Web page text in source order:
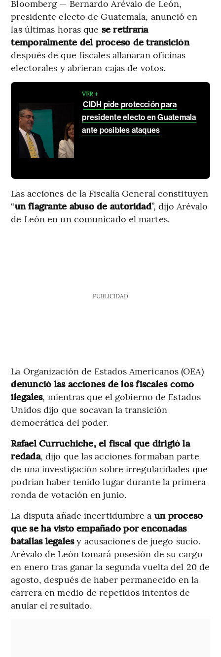
Bloomberg — Bernardo Arévalo de León,
presidente electo de Guatemala, anunció en
las últimas horas que se retiraría
temporalmente del proceso de transición
después de que fiscales allanaran oficinas
electorales y abrieran cajas de votos.
VER +
CIDH pide protección para
presidente electo en Guatemala
ante posibles ataques
Las acciones de la Fiscalía General constituyen
“un flagrante abuso de autoridad”, dijo Arévalo
de León en un comunicado el martes.
PUBLICIDAD
La Organización de Estados Americanos (OEA)
denunció las acciones de los fiscales como
ilegales, mientras que el gobierno de Estados
Unidos dijo que socavan la transición
democrática del poder.
Rafael Curruchiche, el fiscal que dirigió la
redada, dijo que las acciones formaban parte
de una investigación sobre irregularidades que
podrían haber tenido lugar durante la primera
ronda de votación en junio.
La disputa añade incertidumbre a un proceso
que se ha visto empañado por enconadas
batallas legalesy acusaciones de juego sucio.
Arévalo de León tomará posesión de su cargo
en enero tras ganar la segunda vuelta del 20 de
agosto, después de haber permanecido en la
carrera en medio de repetidos intentos de
anular el resultado.